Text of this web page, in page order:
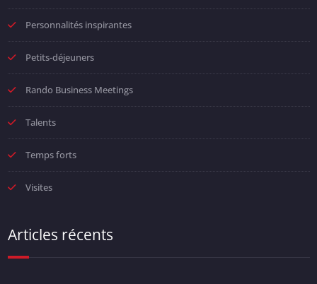
Personnalités inspirantes
Petits-déjeuners
Rando Business Meetings
Talents
Temps forts
Visites
Articles récents